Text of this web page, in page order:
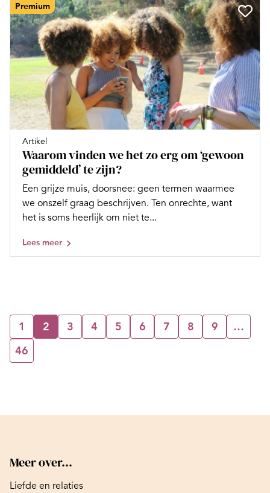
Premium
Artikel
Waarom vinden we het zo erg om ‘gewoon
gemiddeld’ te zijn?
Een grijze muis, doorsnee: geen termen waarmee
we onszelf graag beschrijven. Ten onrechte, want
het is soms heerlijk om niet te...
Lees meer
1 2 3 4 5 6 7 8 9
…
46
Meer over...
Liefde en relaties